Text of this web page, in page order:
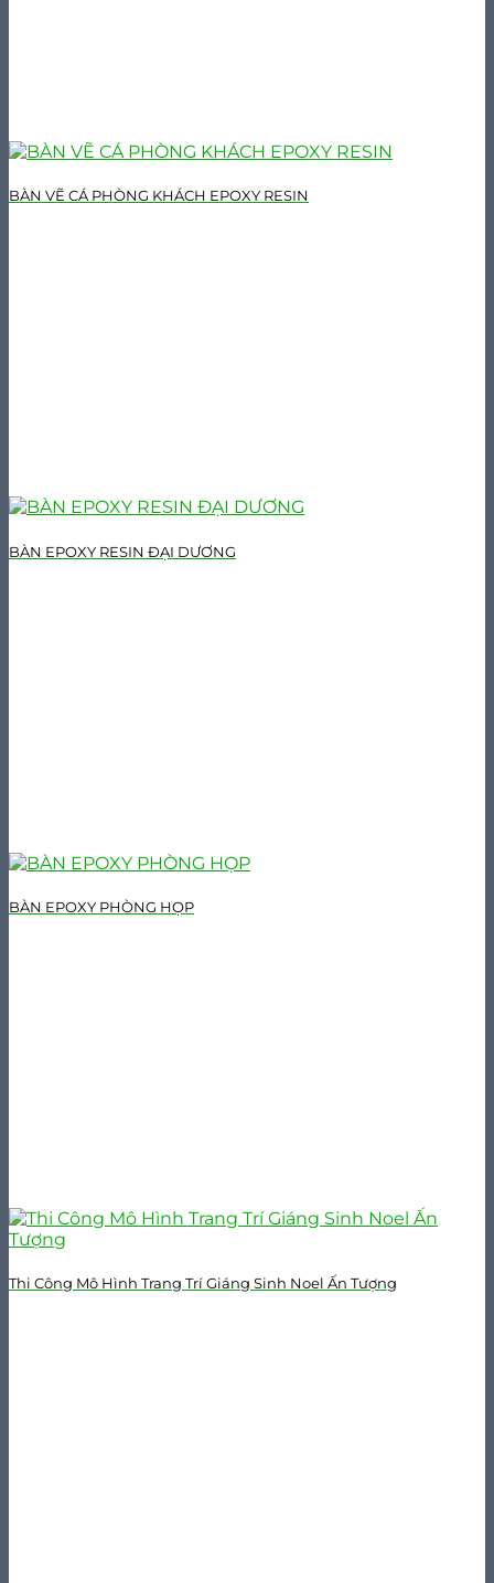
BÀN VẼ CÁ PHÒNG KHÁCH EPOXY RESIN
BÀN EPOXY RESIN ĐẠI DƯƠNG
BÀN EPOXY PHÒNG HỌP
Thi Công Mô Hình Trang Trí Giáng Sinh Noel Ấn Tượng